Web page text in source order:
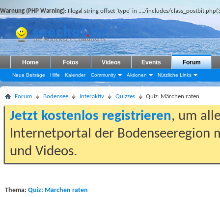
Warnung (PHP Warning): Illegal string offset 'type' in ..../includes/
Home Fotos Videos Events Forum
Neue Beiträge Hilfe Kalender Community Aktionen Nützliche Links
Forum Bodensee Interaktiv Quizzes Quiz: Märchen raten
Jetzt kostenlos registrieren, um
Internetportal der Bodenseeregion
und Videos.
Thema: Quiz: Märchen raten